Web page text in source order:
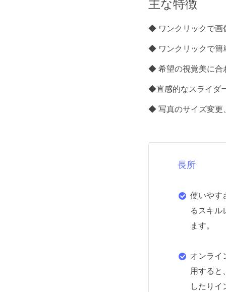
主な特徴
◆ ワンクリックで画
◆ ワンクリックで簡
◆ 希望の視覚美に合
◆直感的なスライダ
◆ 写真のサイズ変更
長所
使いやす
るスキル
ます。
オンライ
用すると
したりイ